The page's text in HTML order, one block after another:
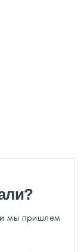
мы пришлем